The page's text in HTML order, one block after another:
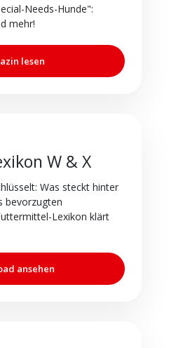
Needs-Hunde":
mehr!
lesen
W & X
Was steckt hinter
bevorzugten
Lexikon klärt
ansehen